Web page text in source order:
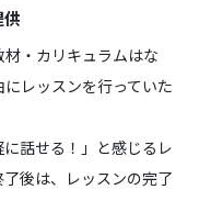
・カリキュラムはな
レッスンを行っていた
に話せる！」と感じるレ
後は、レッスンの完了